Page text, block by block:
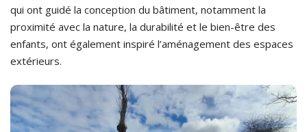
qui ont guidé la conception du bâtiment, notamment la
proximité avec la nature, la durabilité et le bien-être des
enfants, ont également inspiré l’aménagement des espaces
extérieurs.